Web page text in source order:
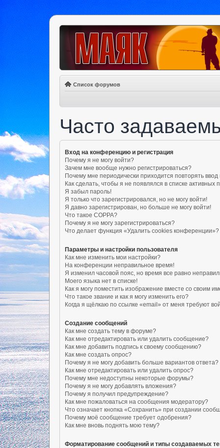
Список форумов
Часто
Вход на конференцию и регистрация
Почему я не могу войти?
Зачем мне вообще нужно регистрироваться?
Почему мне периодически приходится повторять
Как сделать, чтобы я не появлялся в списке активных
Я забыл пароль!
Я только что зарегистрировался, но не могу войти!
Я давно зарегистрирован, но больше не могу войти!
Что такое COPPA?
Почему я не могу зарегистрироваться?
Что делает функция «Удалить cookies конференции»?
Параметры и настройки пользователя
Как мне изменить мои настройки?
На конференции неправильное время!
Я изменил часовой пояс, но время все равно
Моего языка нет в списке!
Как я могу поместить изображение вместе со своим
Что такое звание и как я могу изменить его?
Когда я щёлкаю по ссылке «email» от меня требуют
Создание сообщений
Как мне создать тему в форуме?
Как мне отредактировать или удалить сообщение?
Как мне добавить подпись к своему сообщению?
Как мне создать опрос?
Почему я не могу добавить больше вариантов ответа?
Как мне отредактировать или удалить опрос?
Почему мне недоступны некоторые форумы?
Почему я не могу добавлять вложения?
Почему я получил предупреждение?
Как мне пожаловаться на сообщения модератору?
Что означает кнопка «Сохранить» при создании
Почему моё сообщение требует одобрения?
Как мне вновь поднять мою тему?
Форматирование сообщений и типы создаваемых